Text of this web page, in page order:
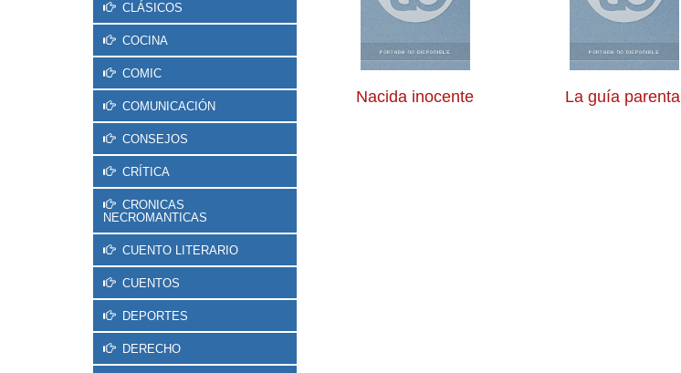
CLÁSICOS
COCINA
COMIC
COMUNICACIÓN
CONSEJOS
CRÍTICA
CRONICAS
NECROMANTICAS
CUENTO LITERARIO
CUENTOS
DEPORTES
DERECHO
Nacida inocente La guía parental